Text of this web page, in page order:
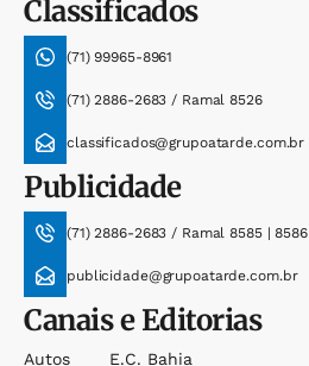
Classificados
(71) 99965-8961
(71) 2886-2683 / Ramal 8526
classificados@grupoatarde.com.br
Publicidade
(71) 2886-2683 / Ramal 8585 | 8586
publicidade@grupoatarde.com.br
Canais e Editorias
Autos
E.c. Bahia